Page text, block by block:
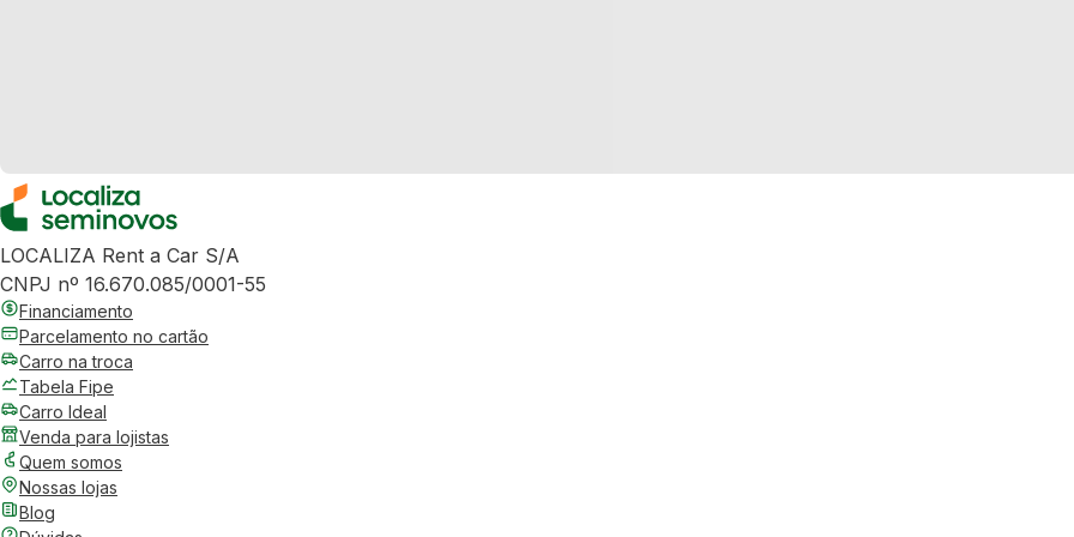
LOCALIZA Rent a Car S/A
CNPJ nº 16.670.085/0001-55
Financiamento
Parcelamento no cartão
Carro na troca
Tabela Fipe
Carro Ideal
Venda para lojistas
Quem somos
Nossas lojas
Blog